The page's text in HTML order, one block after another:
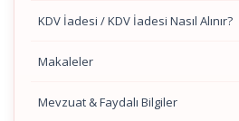
KDV İadesi / KDV İadesi Nasıl Alınır?
Makaleler
Mevzuat & Faydalı Bilgiler